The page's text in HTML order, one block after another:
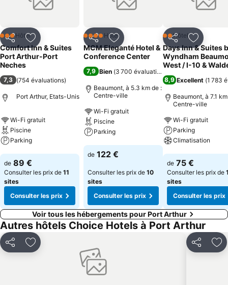
PartagerAjouter à mes favoris
3 ÉtoilesHôtel
Comfort Inn & Suites
Port Arthur-Port
Neches
7,3 (754 évaluations)
Port Arthur, Etats-Unis
Wi-Fi gratuit
Piscine
Parking
Consulter les prix
de 89 €
Consulter les prix de 11
sites
Consulter les prix
PartagerAjouter à mes favoris
4 ÉtoilesHôtel
MCM Eleganté Hotel &
Conference Center
7,9 Bien (3 700 évaluations
Beaumont, à 5.3 km de :
Centre-ville
Wi-Fi gratuit
Piscine
Parking
Consulter les prix
de 122 €
Consulter les prix de 10
sites
Consulter les prix
PartagerAjouter
2 Étoiles
Hôtel
Days Inn & Suites
Wyndham
West / I-10 &
8,9 Excellent (1 783
Beaumont, à 7.1
Centre-ville
Wi-Fi gratuit
Parking
Climatisation
Consulter les
de 75 €
Consulter les prix de
sites
Consulter les prix
Voir tous les hébergements pour Port Arthur
Autres hôtels Choice Hotels à Port Arthur
PartagerAjouter à mes favoris Partager